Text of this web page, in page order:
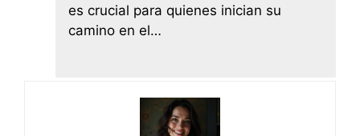
es crucial para quienes inician su
camino en el…